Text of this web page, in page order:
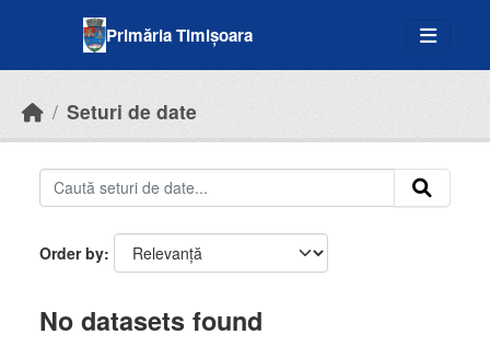
Primăria Timișoara
Seturi de date
Order by
No datasets found